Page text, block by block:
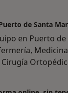
de Santa
en Puerto de